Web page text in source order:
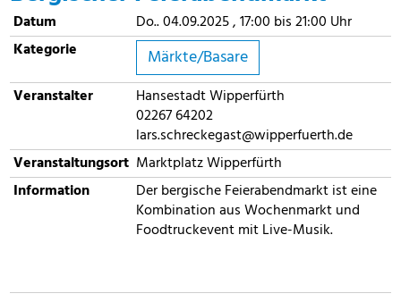
Datum
Do.. 04.09.2025 , 17:00 bis 21:00 Uhr
Kategorie
Märkte/Basare
Veranstalter
Hansestadt Wipperfürth
02267 64202
lars.schreckegast@wipperfuerth.de
Veranstaltungsort Marktplatz Wipperfürth
Information
Der bergische Feierabendmarkt ist eine
Kombination aus Wochenmarkt und
Foodtruckevent mit Live-Musik.